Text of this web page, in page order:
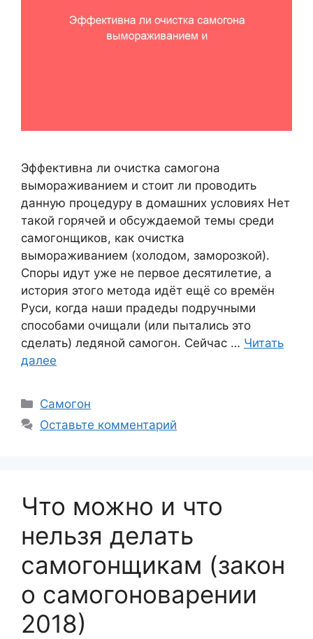
Эффективна ли очистка самогона
вымораживанием и стоит ли проводить
данную процедуру в домашних условиях Нет
такой горячей и обсуждаемой темы среди
самогонщиков, как очистка
вымораживанием (холодом, заморозкой).
Споры идут уже не первое десятилетие, а
история этого метода идёт ещё со времён
Руси, когда наши прадеды подручными
способами очищали (или пытались это
сделать) ледяной самогон. Сейчас … Читать
далее
Рубрики
Самогон
Оставьте комментарий
Что можно и что
нельзя делать
самогонщикам (закон
о самогоноварении
2018)